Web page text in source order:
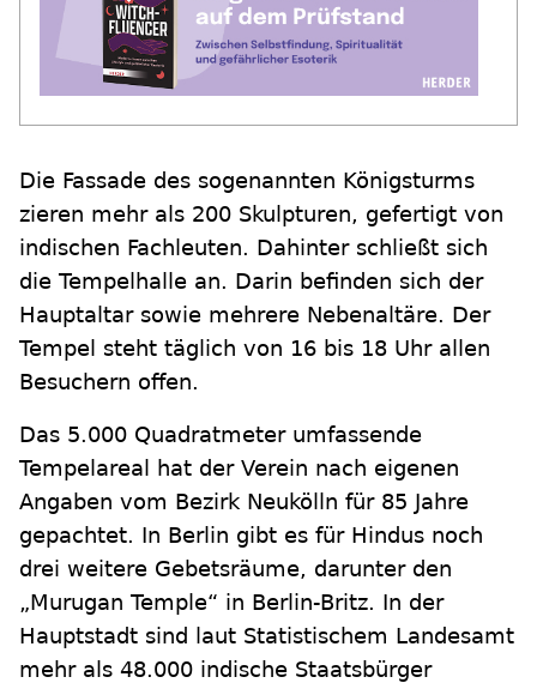
Die Fassade des sogenannten Königsturms
zieren mehr als 200 Skulpturen, gefertigt von
indischen Fachleuten. Dahinter schließt sich
die Tempelhalle an. Darin befinden sich der
Hauptaltar sowie mehrere Nebenaltäre. Der
Tempel steht täglich von 16 bis 18 Uhr allen
Besuchern offen.
Das 5.000 Quadratmeter umfassende
Tempelareal hat der Verein nach eigenen
Angaben vom Bezirk Neukölln für 85 Jahre
gepachtet. In Berlin gibt es für Hindus noch
drei weitere Gebetsräume, darunter den
„Murugan Temple“ in Berlin-Britz. In der
Hauptstadt sind laut Statistischem Landesamt
mehr als 48.000 indische Staatsbürger